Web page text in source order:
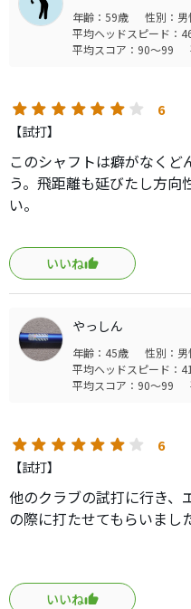
年齢：59歳 性別：男
平均ヘッドスピード：
平均スコア：90～99
6
【試打】
このシャフトは癖がなく
う。飛距離も延びたし方向
い。
振り感も振り抜けかよく
おすすめできるシャフトに
いいね
やっしん
年齢：45歳 性別：男
平均ヘッドスピード：
平均スコア：90～99
6
【試打】
他のクラブの試打に行き、
の際に打たせてもらいまし
みなさまもレビューされ
かりと振れるシャフトでし
いいね